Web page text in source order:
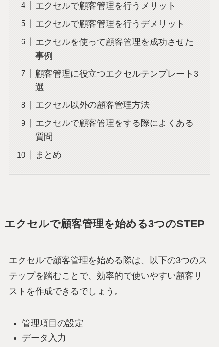
エクセルで顧客管理を行うメリット
エクセルで顧客管理を行うデメリット
エクセルを使って顧客管理を成功させた
事例
顧客管理に役立つエクセルテンプレート3
選
エクセル以外の顧客管理方法
エクセルで顧客管理をする際によくある
質問
まとめ
エクセルで顧客管理を始める3つのSTEP
エクセルで顧客管理を始める際は、以下の3つのス
テップを踏むことで、効率的で使いやすい顧客リ
ストを作成できるでしょう。
管理項目の設定
データ入力